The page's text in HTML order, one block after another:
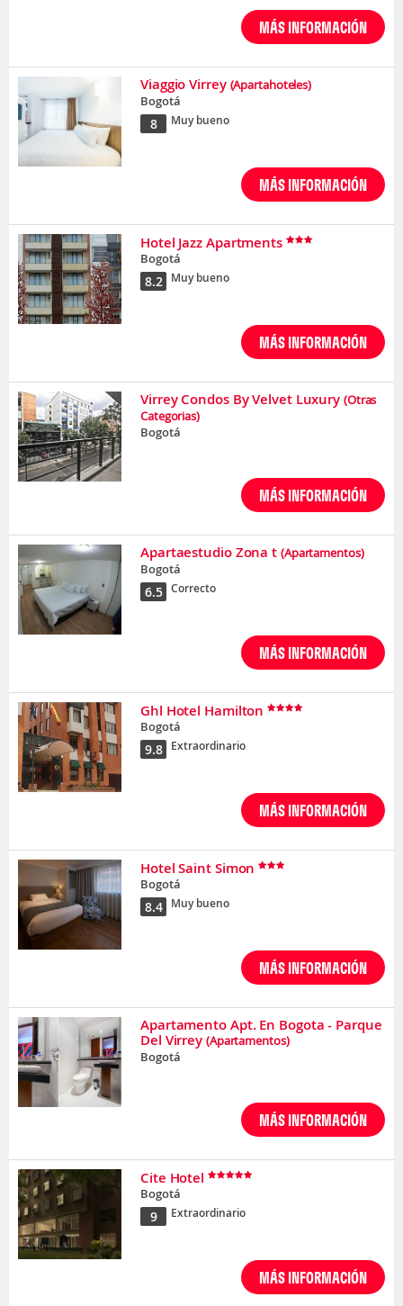
MÁS INFORMACIÓN
Viaggio Virrey (Apartahoteles)
Bogotá
8 Muy bueno
MÁS INFORMACIÓN
Hotel Jazz Apartments
Bogotá
8.2 Muy bueno
MÁS INFORMACIÓN
Virrey Condos By Velvet Luxury (Otras
Categorias)
Bogotá
MÁS INFORMACIÓN
Apartaestudio Zona t (Apartamentos)
Bogotá
6.5 Correcto
MÁS INFORMACIÓN
Ghl Hotel Hamilton
Bogotá
9.8 Extraordinario
MÁS INFORMACIÓN
Hotel Saint Simon
Bogotá
8.4 Muy bueno
MÁS INFORMACIÓN
Apartamento Apt. En Bogota - Parque
Del Virrey (Apartamentos)
Bogotá
MÁS INFORMACIÓN
Cite Hotel
Bogotá
9 Extraordinario
MÁS INFORMACIÓN